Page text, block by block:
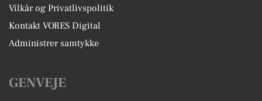
Vilkår og Privatlivspolitik
Kontakt VORES Digital
Administrer samtykke
GENVEJE